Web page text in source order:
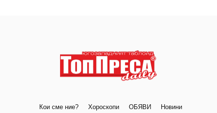
Кои сме ние? Хороскопи ОБЯВИ Новини